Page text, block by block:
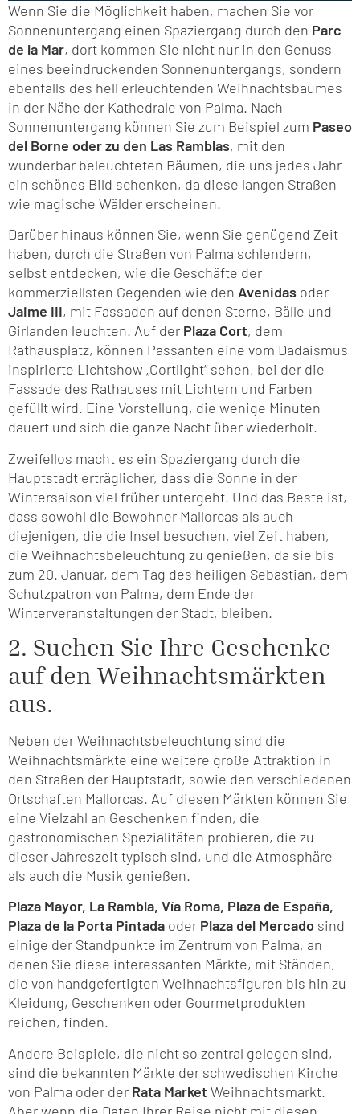
Wenn Sie die Möglichkeit haben, machen Sie vor
Sonnenuntergang einen Spaziergang durch den Parc
de la Mar, dort kommen Sie nicht nur in den Genuss
eines beeindruckenden Sonnenuntergangs, sondern
ebenfalls des hell erleuchtenden Weihnachtsbaumes
in der Nähe der Kathedrale von Palma. Nach
Sonnenuntergang können Sie zum Beispiel zum Paseo
del Borne oder zu den Las Ramblas, mit den
wunderbar beleuchteten Bäumen, die uns jedes Jahr
ein schönes Bild schenken, da diese langen Straßen
wie magische Wälder erscheinen.
Darüber hinaus können Sie, wenn Sie genügend Zeit
haben, durch die Straßen von Palma schlendern,
selbst entdecken, wie die Geschäfte der
kommerziellsten Gegenden wie den Avenidas oder
Jaime III, mit Fassaden auf denen Sterne, Bälle und
Girlanden leuchten. Auf der Plaza Cort, dem
Rathausplatz, können Passanten eine vom Dadaismus
inspirierte Lichtshow „Cortlight“ sehen, bei der die
Fassade des Rathauses mit Lichtern und Farben
gefüllt wird. Eine Vorstellung, die wenige Minuten
dauert und sich die ganze Nacht über wiederholt.
Zweifellos macht es ein Spaziergang durch die
Hauptstadt erträglicher, dass die Sonne in der
Wintersaison viel früher untergeht. Und das Beste ist,
dass sowohl die Bewohner Mallorcas als auch
diejenigen, die die Insel besuchen, viel Zeit haben,
die Weihnachtsbeleuchtung zu genießen, da sie bis
zum 20. Januar, dem Tag des heiligen Sebastian, dem
Schutzpatron von Palma, dem Ende der
Winterveranstaltungen der Stadt, bleiben.
2. Suchen Sie Ihre Geschenke
auf den Weihnachtsmärkten
aus.
Neben der Weihnachtsbeleuchtung sind die
Weihnachtsmärkte eine weitere große Attraktion in
den Straßen der Hauptstadt, sowie den verschiedenen
Ortschaften Mallorcas. Auf diesen Märkten können Sie
eine Vielzahl an Geschenken finden, die
gastronomischen Spezialitäten probieren, die zu
dieser Jahreszeit typisch sind, und die Atmosphäre
als auch die Musik genießen.
Plaza Mayor, La Rambla, Vía Roma, Plaza de España,
Plaza de la Porta Pintada oder Plaza del Mercado sind
einige der Standpunkte im Zentrum von Palma, an
denen Sie diese interessanten Märkte, mit Ständen,
die von handgefertigten Weihnachtsfiguren bis hin zu
Kleidung, Geschenken oder Gourmetprodukten
reichen, finden.
Andere Beispiele, die nicht so zentral gelegen sind,
sind die bekannten Märkte der schwedischen Kirche
von Palma oder der Rata Market Weihnachtsmarkt.